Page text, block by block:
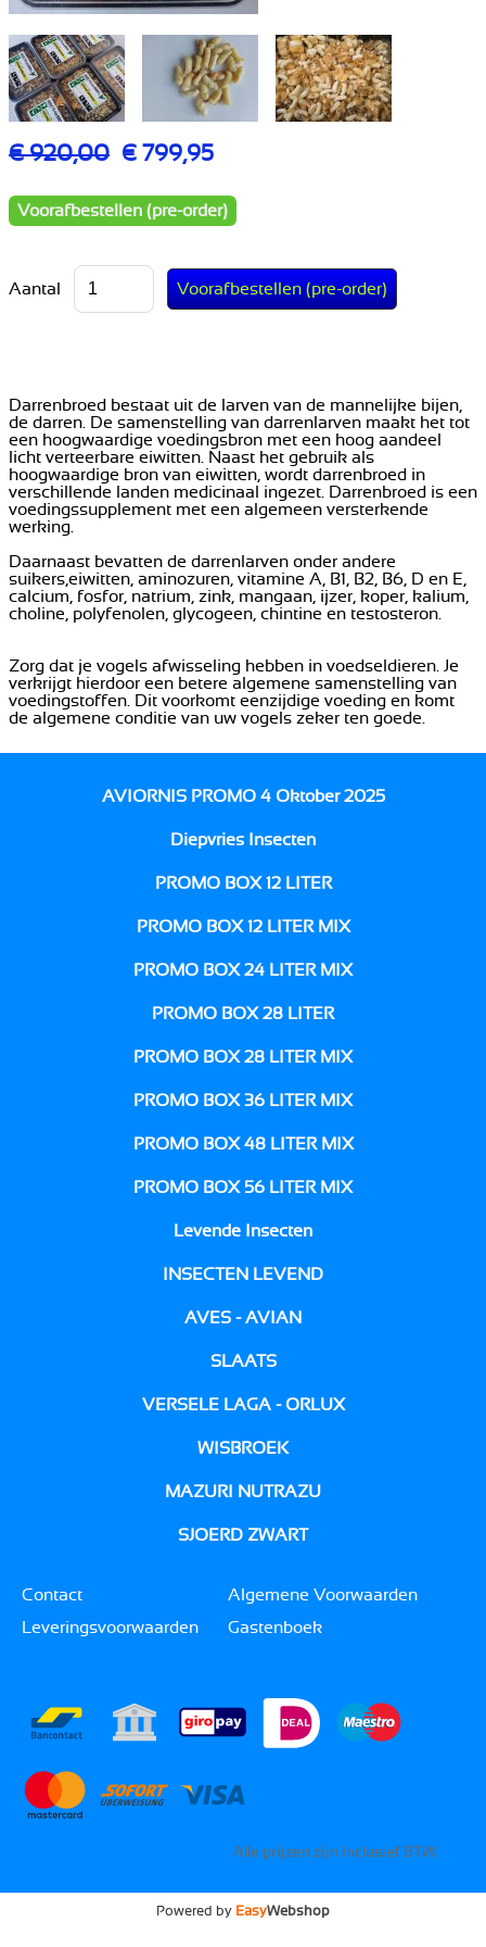
AVIORNIS PROMO 4 Oktober 2025
Diepvries Insecten
PROMO BOX 12 LITER
PROMO BOX 12 LITER MIX
PROMO BOX 24 LITER MIX
PROMO BOX 28 LITER
PROMO BOX 28 LITER MIX
PROMO BOX 36 LITER MIX
PROMO BOX 48 LITER MIX
PROMO BOX 56 LITER MIX
Levende Insecten
INSECTEN LEVEND
AVES - AVIAN
SLAATS
VERSELE LAGA - ORLUX
WISBROEK
MAZURI NUTRAZU
SJOERD ZWART
€ 920,00 € 799,95
Voorafbestellen (pre-order)
Aantal
Darrenbroed bestaat uit de larven van de mannelijke bijen,
de darren. De samenstelling van darrenlarven maakt het tot
een hoogwaardige voedingsbron met een hoog aandeel
licht verteerbare eiwitten. Naast het gebruik als
hoogwaardige bron van eiwitten, wordt darrenbroed in
verschillende landen medicinaal ingezet. Darrenbroed is een
voedingssupplement met een algemeen versterkende
werking.
Daarnaast bevatten de darrenlarven onder andere
suikers,eiwitten, aminozuren, vitamine A, B1, B2, B6, D en E,
calcium, fosfor, natrium, zink, mangaan, ijzer, koper, kalium,
choline, polyfenolen, glycogeen, chintine en testosteron.
Zorg dat je vogels afwisseling hebben in voedseldieren. Je
verkrijgt hierdoor een betere algemene samenstelling van
voedingstoffen. Dit voorkomt eenzijdige voeding en komt
de algemene conditie van uw vogels zeker ten goede.
Contact
Algemene Voorwaarden
Leveringsvoorwaarden
Gastenboek
Alle prijzen zijn Inclusief BTW
Powered by EasyWebshop